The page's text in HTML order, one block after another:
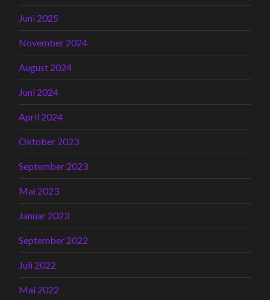
Juni 2025
November 2024
August 2024
Juni 2024
April 2024
Oktober 2023
September 2023
Mai 2023
Januar 2023
September 2022
Juli 2022
Mai 2022